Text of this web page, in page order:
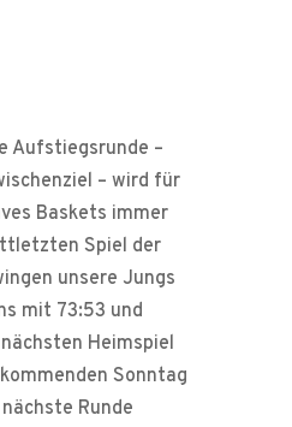
Aufstiegsrunde –
– wird für
Baskets immer
Spiel der
unsere Jungs
mit 73:53 und
Heimspiel
Sonntag
Runde